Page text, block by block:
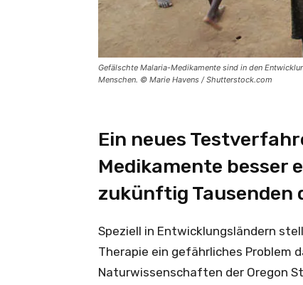
Gefälschte Malaria-Medikamente sind in den
Menschen. © Marie Havens / Shutterstock.com
Ein neues
Medikamente besser
zukünftig Tausenden
Speziell in Entwicklungsländern
Therapie ein gefährliches Problem
Naturwissenschaften der Oregon